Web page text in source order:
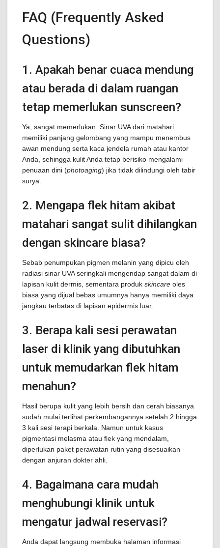
FAQ (Frequently Asked
Questions)
1. Apakah benar cuaca mendung
atau berada di dalam ruangan
tetap memerlukan sunscreen?
Ya, sangat memerlukan. Sinar UVA dari matahari
memiliki panjang gelombang yang mampu menembus
awan mendung serta kaca jendela rumah atau kantor
Anda, sehingga kulit Anda tetap berisiko mengalami
penuaan dini (photoaging) jika tidak dilindungi oleh tabir
surya.
2. Mengapa flek hitam akibat
matahari sangat sulit dihilangkan
dengan skincare biasa?
Sebab penumpukan pigmen melanin yang dipicu oleh
radiasi sinar UVA seringkali mengendap sangat dalam di
lapisan kulit dermis, sementara produk skincare oles
biasa yang dijual bebas umumnya hanya memiliki daya
jangkau terbatas di lapisan epidermis luar.
3. Berapa kali sesi perawatan
laser di klinik yang dibutuhkan
untuk memudarkan flek hitam
menahun?
Hasil berupa kulit yang lebih bersih dan cerah biasanya
sudah mulai terlihat perkembangannya setelah 2 hingga
3 kali sesi terapi berkala. Namun untuk kasus
pigmentasi melasma atau flek yang mendalam,
diperlukan paket perawatan rutin yang disesuaikan
dengan anjuran dokter ahli.
4. Bagaimana cara mudah
menghubungi klinik untuk
mengatur jadwal reservasi?
Anda dapat langsung membuka halaman informasi